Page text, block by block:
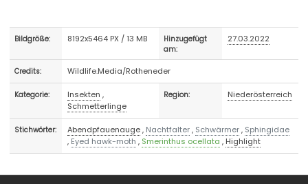
Bildgröße: 8192x5464 PX / 13 MB
Hinzugefügt
am:
27.03.2022
Credits: Wildlife.Media/Rotheneder
Kategorie: Insekten ,
Schmetterlinge
Region: Niederösterreich
Stichwörter: Abendpfauenauge, Nachtfalter, Schwärmer, Sphingidae
, Eyed hawk-moth , Smerinthus ocellata , Highlight